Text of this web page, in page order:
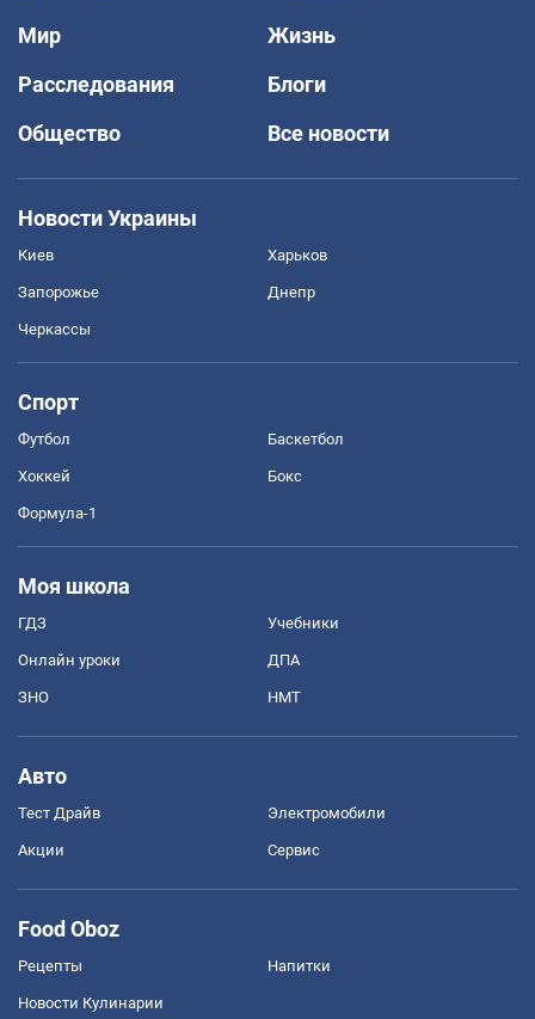
Мир
Жизнь
Расследования
Блоги
Общество
Все новости
Новости Украины
Киев Харьков
Запорожье Днепр
Черкассы
Спорт
Футбол Баскетбол
Хоккей Бокс
Формула-1
Моя школа
ГДЗ Учебники
Онлайн уроки ДПА
ЗНО НМТ
Авто
Тест Драйв Электромобили
Акции Сервис
Food Oboz
Рецепты Напитки
Новости Кулинарии